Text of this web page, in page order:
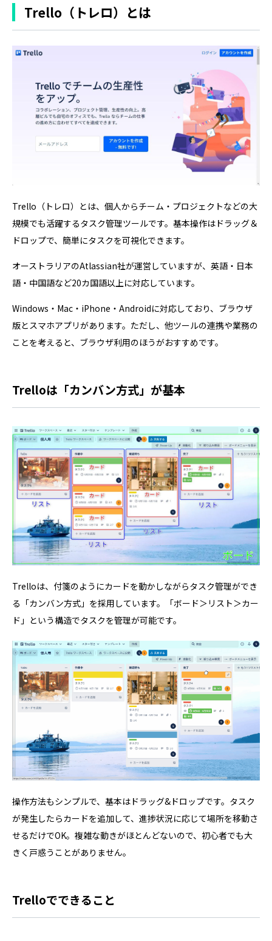
Trello（トレロ）とは
Trello（トレロ）とは、個人からチーム・プロジェクトなどの大
規模でも活躍するタスク管理ツールです。基本操作はドラッグ＆
ドロップで、簡単にタスクを可視化できます。
オーストラリアのAtlassian社が運営していますが、英語・日本
語・中国語など20カ国語以上に対応しています。
Windows・Mac・iPhone・Androidに対応しており、ブラウザ
版とスマホアプリがあります。ただし、他ツールの連携や業務の
ことを考えると、ブラウザ利用のほうがおすすめです。
Trelloは「カンバン方式」が基本
Trelloは、付箋のようにカードを動かしながらタスク管理ができ
る「カンバン方式」を採用しています。「ボード＞リスト＞カー
ド」という構造でタスクを管理が可能です。
操作方法もシンプルで、基本はドラッグ&ドロップです。タスク
が発生したらカードを追加して、進捗状況に応じて場所を移動さ
せるだけでOK。複雑な動きがほとんどないので、初心者でも大
きく戸惑うことがありません。
Trelloでできること